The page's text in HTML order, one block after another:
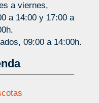
a viernes,
a 14:00 y 17:00 a
09:00 a 14:00h.